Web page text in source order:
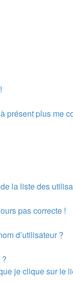
présent plus me
la liste des
pas correcte !
d’utilisateur ?
je clique sur le